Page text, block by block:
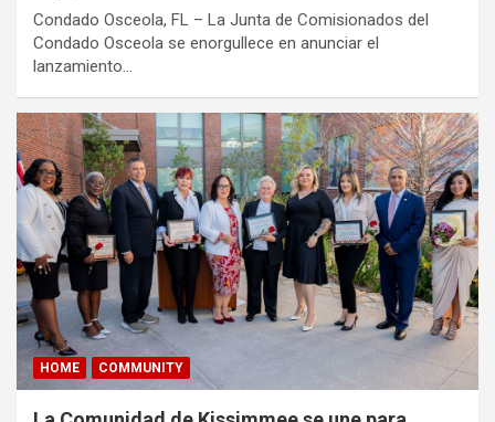
Condado Osceola, FL – La Junta de Comisionados del
Condado Osceola se enorgullece en anunciar el
lanzamiento…
HOME COMMUNITY